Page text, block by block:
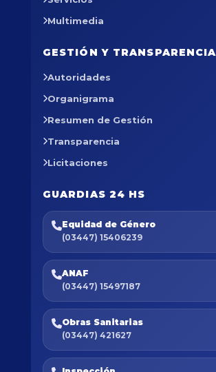
Multimedia
GESTIÓN Y TRANSPARENCIA
Autoridades
Organigrama
Resumen de Gestión
Transparencia
Licitaciones
GUARDIAS 24 HS
Equidad de Género
(03447) 15406239
ANAF
(03447) 15497187
Obras Sanitarias
(03447) 421627